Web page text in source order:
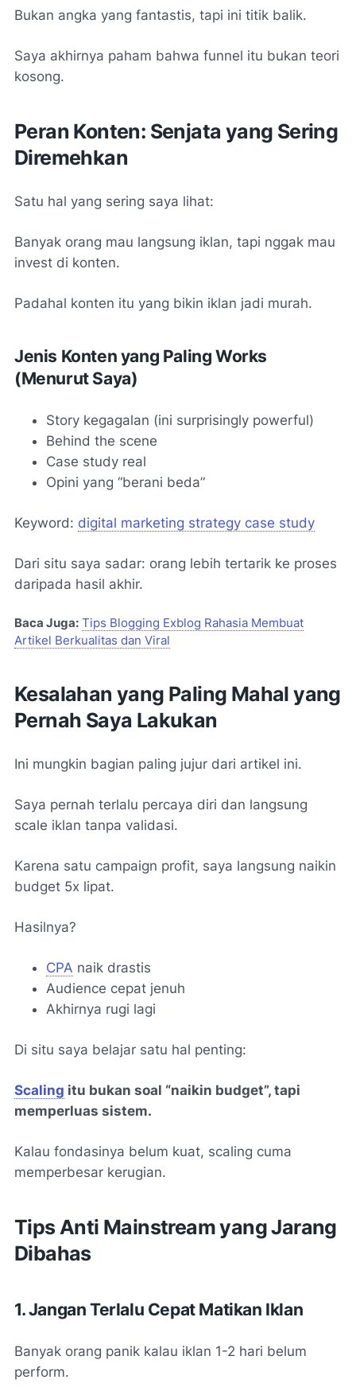
Bukan angka yang fantastis, tapi ini titik balik.
Saya akhirnya paham bahwa funnel itu bukan teori
kosong.
Peran Konten: Senjata yang Sering
Diremehkan
Satu hal yang sering saya lihat:
Banyak orang mau langsung iklan, tapi nggak mau
invest di konten.
Padahal konten itu yang bikin iklan jadi murah.
Jenis Konten yang Paling Works
(Menurut Saya)
Story kegagalan (ini surprisingly powerful)
Behind the scene
Case study real
Opini yang “berani beda”
Keyword: digital marketing strategy case study
Dari situ saya sadar: orang lebih tertarik ke proses
daripada hasil akhir.
Baca Juga: Tips Blogging Exblog Rahasia Membuat
Artikel Berkualitas dan Viral
Kesalahan yang Paling Mahal yang
Pernah Saya Lakukan
Ini mungkin bagian paling jujur dari artikel ini.
Saya pernah terlalu percaya diri dan langsung
scale iklan tanpa validasi.
Karena satu campaign profit, saya langsung naikin
budget 5x lipat.
Hasilnya?
CPA naik drastis
Audience cepat jenuh
Akhirnya rugi lagi
Di situ saya belajar satu hal penting:
Scaling itu bukan soal “naikin budget”, tapi
memperluas sistem.
Kalau fondasinya belum kuat, scaling cuma
memperbesar kerugian.
Tips Anti Mainstream yang Jarang
Dibahas
1. Jangan Terlalu Cepat Matikan Iklan
Banyak orang panik kalau iklan 1-2 hari belum
perform.